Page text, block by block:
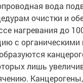
вода
очистки и
нагревания до
с
лишь